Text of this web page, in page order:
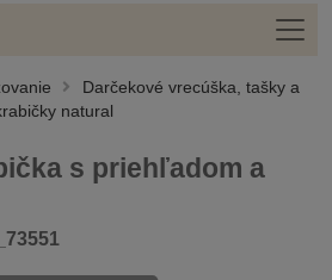
Darčekové vrecúška, tašky a
natural
s priehľadom a